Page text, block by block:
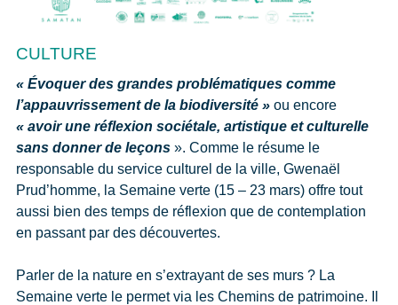
CULTURE
« Évoquer des grandes problématiques comme
l’appauvrissement de la biodiversité »ou encore
« avoir une réflexion sociétale, artistique et culturelle
sans donner de leçons». Comme le résume le
responsable du service culturel de la ville, Gwenaël
Prud’homme, la Semaine verte (15 – 23 mars) offre tout
aussi bien des temps de réflexion que de contemplation
en passant par des découvertes.
Parler de la nature en s’extrayant de ses murs ? La
Semaine verte le permet via les Chemins de patrimoine. Il